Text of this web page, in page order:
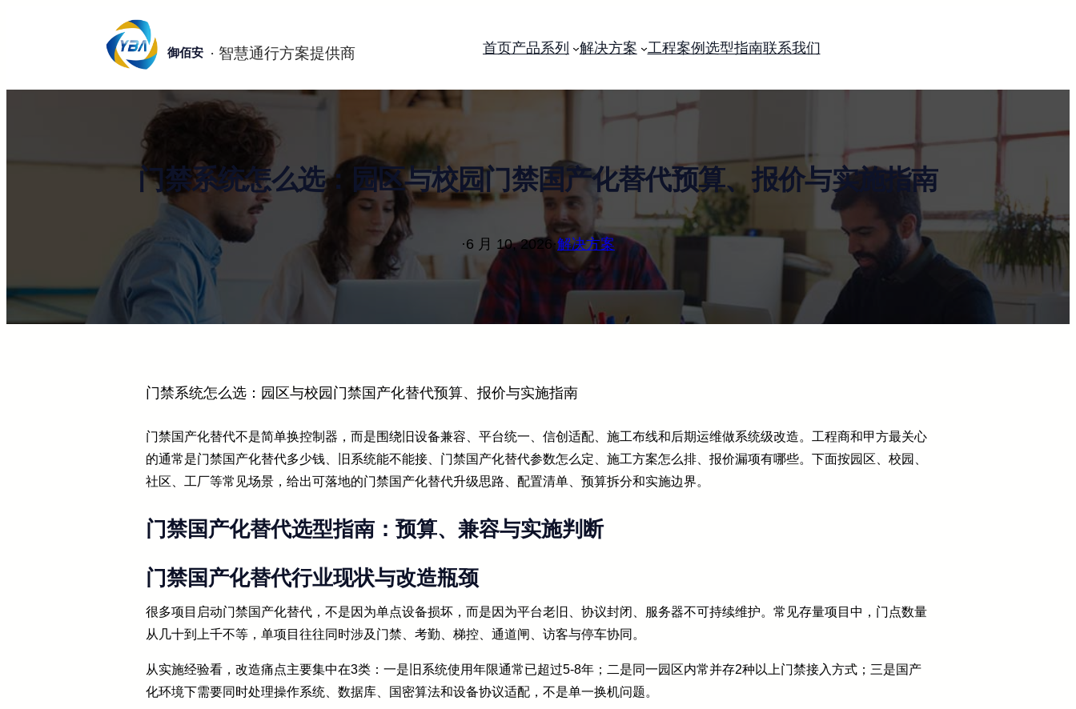
御佰安 首页产品系列 解决方案 工程案例 选型指南联系我们
门禁系统怎么选：园区与校园门禁国产化替代预算、报价与实施指南
·6 月 10, 2026·解决方案
门禁系统怎么选：园区与校园门禁国产化替代预算、报价与实施指南
门禁国产化替代不是简单换控制器，而是围绕旧设备兼容、平台统一、信创适配、施工布线和后期运维做系统级改造。工程商和甲方最关心
的通常是门禁国产化替代多少钱、旧系统能不能接、门禁国产化替代参数怎么定、施工方案怎么排、报价漏项有哪些。下面按园区、校园、
社区、工厂等常见场景，给出可落地的门禁国产化替代升级思路、配置清单、预算拆分和实施边界。
门禁国产化替代选型指南：预算、兼容与实施判断
门禁国产化替代行业现状与改造瓶颈
很多项目启动门禁国产化替代，不是因为单点设备损坏，而是因为平台老旧、协议封闭、服务器不可持续维护。常见存量项目中，门点数量
从几十到上千不等，单项目往往同时涉及门禁、考勤、梯控、通道闸、访客与停车协同。
从实施经验看，改造痛点主要集中在3类：一是旧系统使用年限通常已超过5-8年；二是同一园区内常并存2种以上门禁接入方式；三是国产
化环境下需要同时处理操作系统、数据库、国密算法和设备协议适配，不是单一换机问题。